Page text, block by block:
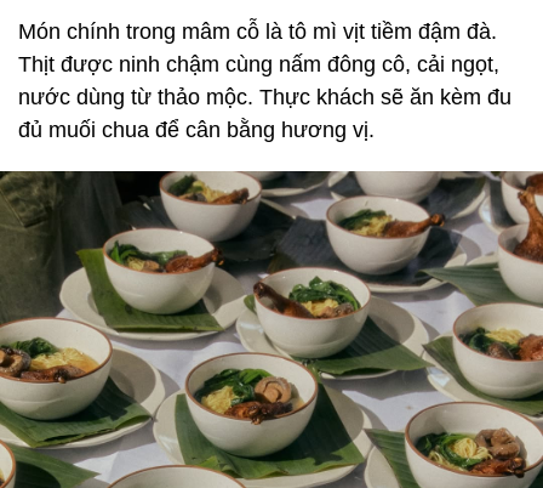
Món chính trong mâm cỗ là tô mì vịt tiềm đậm đà.
Thịt được ninh chậm cùng nấm đông cô, cải ngọt,
nước dùng từ thảo mộc. Thực khách sẽ ăn kèm đu
đủ muối chua để cân bằng hương vị.